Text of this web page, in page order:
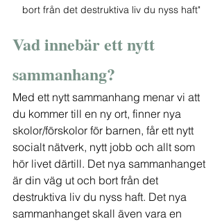
bort från det destruktiva liv du nyss haft"
Vad innebär ett nytt
sammanhang?
Med ett nytt sammanhang menar vi att
du kommer till en ny ort, finner nya
skolor/förskolor för barnen, får ett nytt
socialt nätverk, nytt jobb och allt som
hör livet därtill. Det nya sammanhanget
är din väg ut och bort från det
destruktiva liv du nyss haft. Det nya
sammanhanget skall även vara en